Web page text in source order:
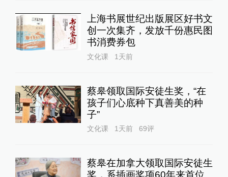
上海书展世纪出版展区好书文
创一次集齐，发放千份惠民图
书消费券包
文化课 1天前
蔡皋领取国际安徒生奖，“在
孩子们心底种下真善美的种
子”
文化课 1天前 69评
蔡皋在加拿大领取国际安徒生
奖，系插画奖项60年来首位